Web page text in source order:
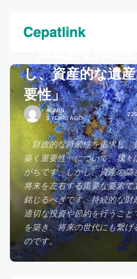
HOME UNCATEGORIZED
し、資産的な遺
要性」
ADMIN
3 YEARS AGO
「財政的な持続性を追求し
築く重要性」について、我々
がちです。しかし、資産の築
将来を左右する重要な要素で
銘じるべきです。持続的な財
適切な投資や節約を行うこと
を築き、将来の世代にも繋げ
のです。